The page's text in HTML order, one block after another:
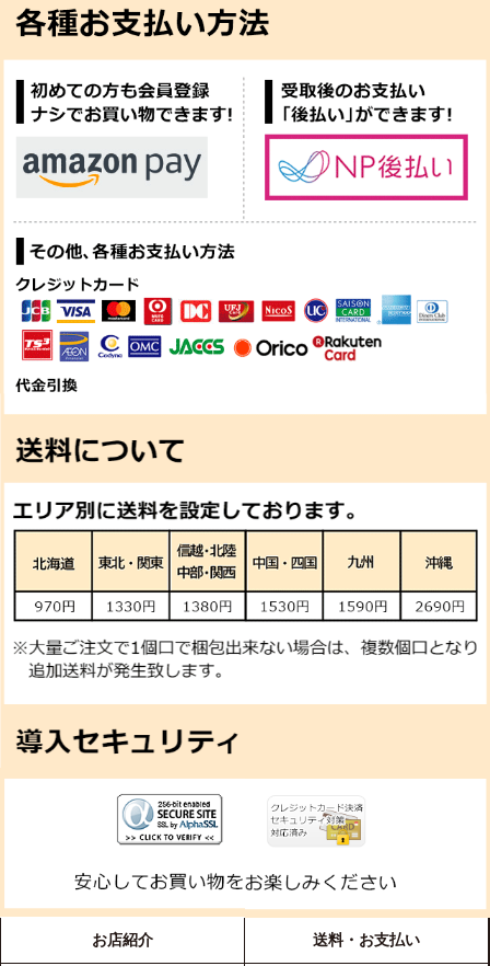
お店紹介 送料・お支払い